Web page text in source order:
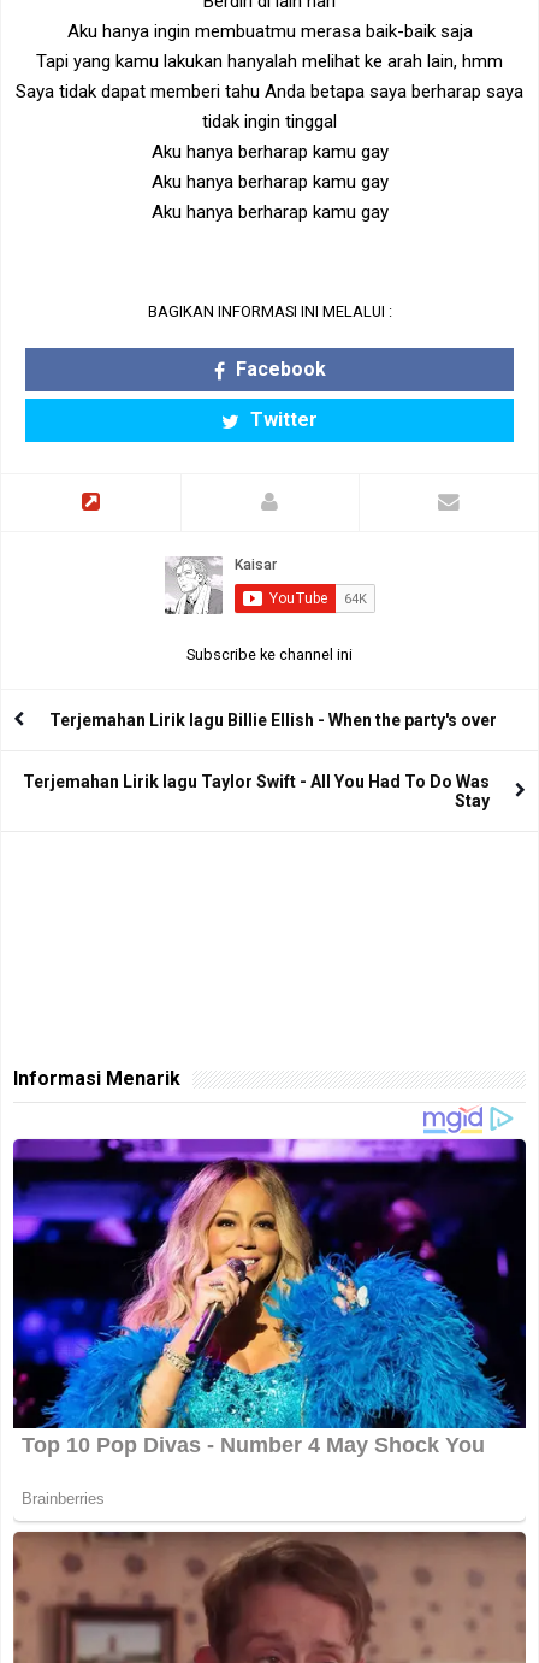
Aku hanya ingin membuatmu merasa baik-baik saja
Tapi yang kamu lakukan hanyalah melihat ke arah lain, hmm
Saya tidak dapat memberi tahu Anda betapa saya berharap saya
tidak ingin tinggal
Aku hanya berharap kamu gay
Aku hanya berharap kamu gay
Aku hanya berharap kamu gay
BAGIKAN INFORMASI INI MELALUI :
Facebook
Twitter
Subscribe ke channel ini
Terjemahan Lirik lagu Billie Ellish - When the party's over
Terjemahan Lirik lagu Taylor Swift - All You Had To Do Was
Stay
Informasi Menarik